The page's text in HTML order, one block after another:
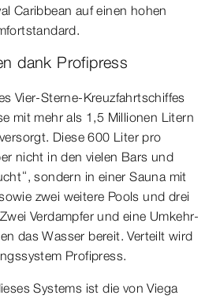
Caribbean auf einen hohen
dank Profipress
Vier-Sterne-Kreuzfahrtschiffes
mit mehr als 1,5 Millionen Litern
Diese 600 Liter pro
nicht in den vielen Bars und
sondern in einer Sauna mit
zwei weitere Pools und drei
Verdampfer und eine Umkehr-
das Wasser bereit. Verteilt wird
Profipress.
Systems ist die von Viega